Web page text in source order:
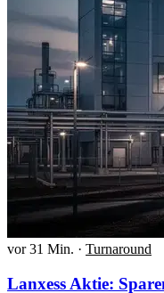
vor 31 Min. · Turnaround
Lanxess Aktie: